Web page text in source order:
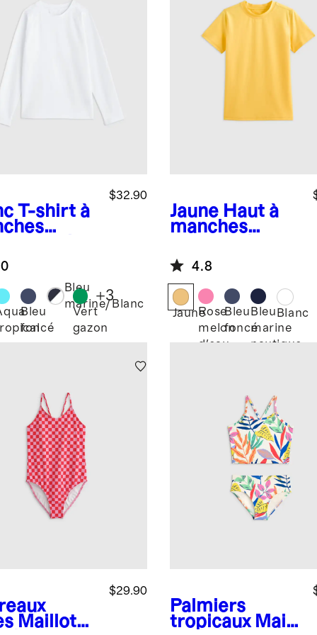
T-shirt à
$32.90
Bleu
foncé
Bleu
marine/Blanc
Vert
gazon
+3
Jaune Haut à
manches
protection
solaire
4.8
JauneRose
melon
d'eau
Bleu
foncé
Bleu
marine
nautique
Blanc
Maillot
$29.90
Palmiers
tropicaux Maill